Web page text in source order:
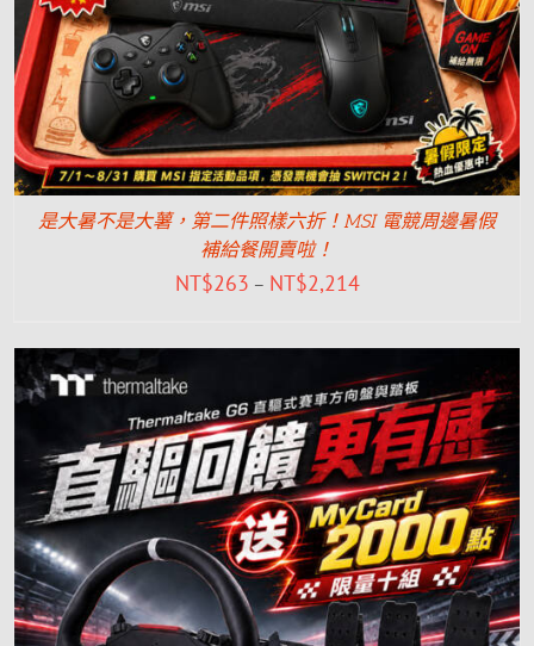
是大暑不是大薯，第二件照樣六折！MSI 電競周邊暑假
補給餐開賣啦！
NT$263 – NT$2,214